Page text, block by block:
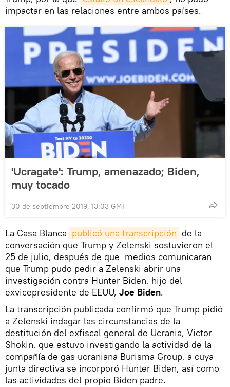
impactar en las relaciones entre ambos países.
'Ucragate': Trump, amenazado; Biden,
muy tocado
30 de septiembre 2019, 13:03 GMT
La Casa Blanca publicó una transcripción de la
conversación que Trump y Zelenski sostuvieron el
25 de julio, después de que medios comunicaran
que Trump pudo pedir a Zelenski abrir una
investigación contra Hunter Biden, hijo del
exvicepresidente de EEUU, Joe Biden.
La transcripción publicada confirmó que Trump pidió
a Zelenski indagar las circunstancias de la
destitución del exfiscal general de Ucrania, Victor
Shokin, que estuvo investigando la actividad de la
compañía de gas ucraniana Burisma Group, a cuya
junta directiva se incorporó Hunter Biden, así como
las actividades del propio Biden padre.